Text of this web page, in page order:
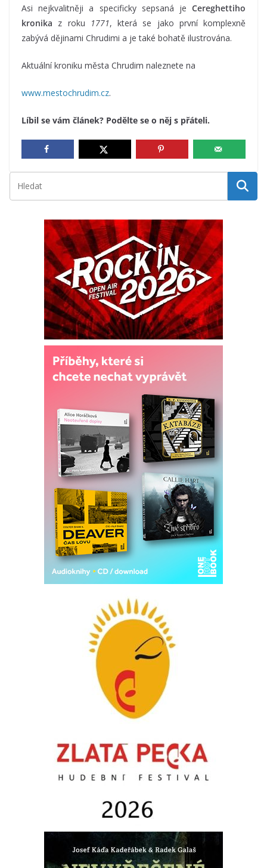
Asi nejkvalitněji a specificky sepsaná je Cereghettiho
kronika z roku 1771, která se jako první komplexně
zabývá dějinami Chrudimi a je také bohatě ilustrována.
Aktuální kroniku města Chrudim naleznete na
www.mestochrudim.cz.
Líbil se vám článek? Podělte se o něj s přáteli.